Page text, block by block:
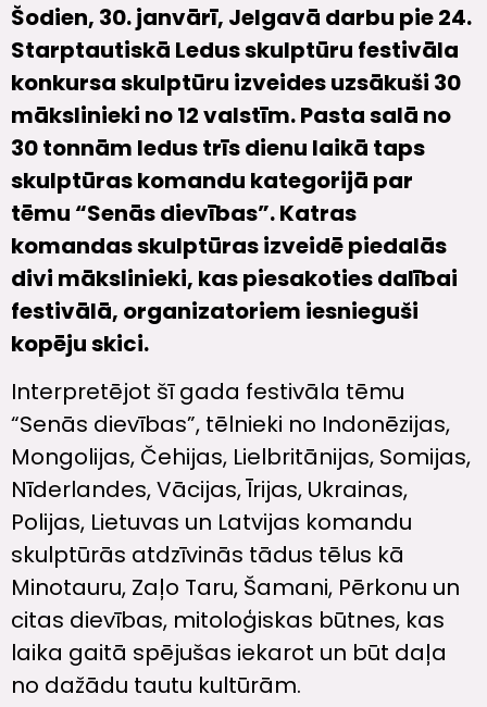
Šodien, 30. janvārī, Jelgavā darbu pie 24.
Starptautiskā Ledus skulptūru festivāla
konkursa skulptūru izveides uzsākuši 30
mākslinieki no 12 valstīm. Pasta salā no
30 tonnām ledus trīs dienu laikā taps
skulptūras komandu kategorijā par
tēmu “Senās dievības”. Katras
komandas skulptūras izveidē piedalās
divi mākslinieki, kas piesakoties dalībai
festivālā, organizatoriem iesnieguši
kopēju skici.
Interpretējot šī gada festivāla tēmu
“Senās dievības”, tēlnieki no Indonēzijas,
Mongolijas, Čehijas, Lielbritānijas, Somijas,
Nīderlandes, Vācijas, Īrijas, Ukrainas,
Polijas, Lietuvas un Latvijas komandu
skulptūrās atdzīvinās tādus tēlus kā
Minotauru, Zaļo Taru, Šamani, Pērkonu un
citas dievības, mitoloģiskas būtnes, kas
laika gaitā spējušas iekarot un būt daļa
no dažādu tautu kultūrām.